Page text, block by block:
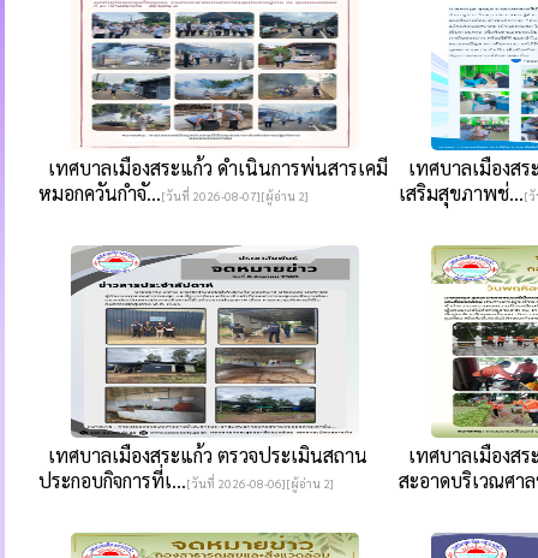
เทศบาลเมืองสระแก้ว ดำเนินการพ่นสารเคมี
หมอกควันกำจั...[วันที่ 2026-08-07][ผู้อ่าน 2]
เทศบาลเมืองส
เสริมสุขภาพช่...[วั
เทศบาลเมืองสระแก้ว ตรวจประเมินสถาน
ประกอบกิจการที่เ...[วันที่ 2026-08-06][ผู้อ่าน 2]
เทศบาลเมืองส
สะอาดบริเวณศา